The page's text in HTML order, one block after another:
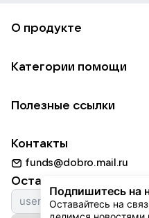
Подпишитесь на
Оставайтесь на
О продукте
Использование
Для НКО
Партнерам
Категории помощи
Пожилым
Животным
Природе
Культуре
Полезные ссылки
Добрый день
Истории
Контакты
funds@dobro.mail.ru
Оставайтесь с нами